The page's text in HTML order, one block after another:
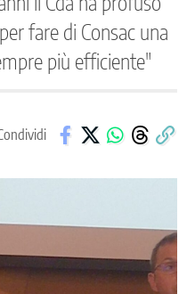
fare di Consac una
più efficiente"